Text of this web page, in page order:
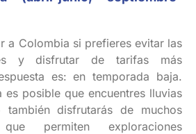
a Colombia si prefieres evitar las
y disfrutar de tarifas más
es: en temporada baja.
es posible que encuentres lluvias
también disfrutarás de muchos
permiten exploraciones